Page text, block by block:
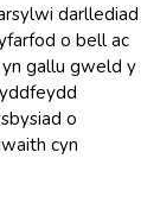
darllediad
o bell ac
gallu gweld y
o
cyn